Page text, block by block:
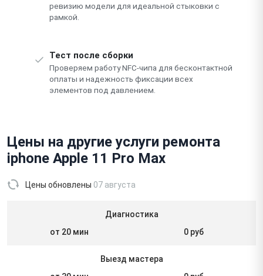
ревизию модели для идеальной стыковки с
рамкой.
Тест после сборки
Проверяем работу NFC-чипа для бесконтактной
оплаты и надежность фиксации всех
элементов под давлением.
Цены на другие услуги ремонта
iphone Apple 11 Pro Max
Цены обновлены 07 августа
Диагностика
от 20 мин
0 руб
Выезд мастера